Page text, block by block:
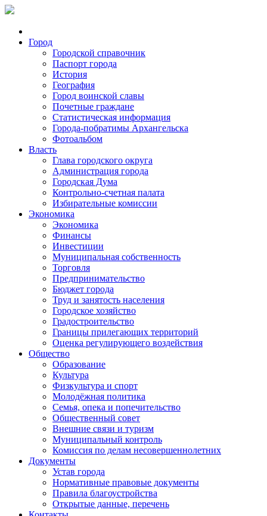
Город
Городской справочник
Паспорт города
История
География
Город воинской славы
Почетные граждане
Статистическая информация
Города-побратимы Архангельска
Фотоальбом
Власть
Глава городского округа
Администрация города
Городская Дума
Контрольно-счетная палата
Избирательные комиссии
Экономика
Экономика
Финансы
Инвестиции
Муниципальная собственность
Торговля
Предпринимательство
Бюджет города
Труд и занятость населения
Городское хозяйство
Градостроительство
Границы прилегающих территорий
Оценка регулирующего воздействия
Общество
Образование
Культура
Физкультура и спорт
Молодёжная политика
Семья, опека и попечительство
Общественный совет
Внешние связи и туризм
Муниципальный контроль
Комиссия по делам несовершеннолетних
Документы
Устав города
Нормативные правовые документы
Правила благоустройства
Открытые данные, перечень